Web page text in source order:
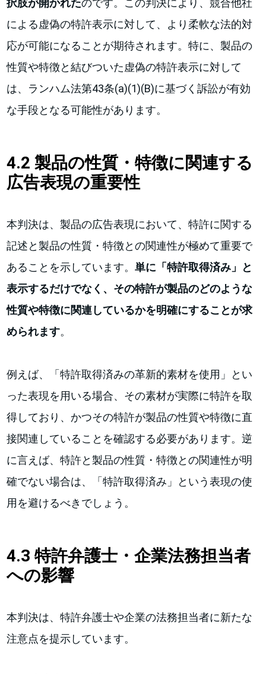
択肢が開かれたのです。この判決により、競合他社
による虚偽の特許表示に対して、より柔軟な法的対
応が可能になることが期待されます。特に、製品の
性質や特徴と結びついた虚偽の特許表示に対して
は、ランハム法第43条(a)(1)(B)に基づく訴訟が有効
な手段となる可能性があります。
4.2 製品の性質・特徴に関連する
広告表現の重要性
本判決は、製品の広告表現において、特許に関する
記述と製品の性質・特徴との関連性が極めて重要で
あることを示しています。単に「特許取得済み」と
表示するだけでなく、その特許が製品のどのような
性質や特徴に関連しているかを明確にすることが求
められます。
例えば、「特許取得済みの革新的素材を使用」とい
った表現を用いる場合、その素材が実際に特許を取
得しており、かつその特許が製品の性質や特徴に直
接関連していることを確認する必要があります。逆
に言えば、特許と製品の性質・特徴との関連性が明
確でない場合は、「特許取得済み」という表現の使
用を避けるべきでしょう。
4.3 特許弁護士・企業法務担当者
への影響
本判決は、特許弁護士や企業の法務担当者に新たな
注意点を提示しています。